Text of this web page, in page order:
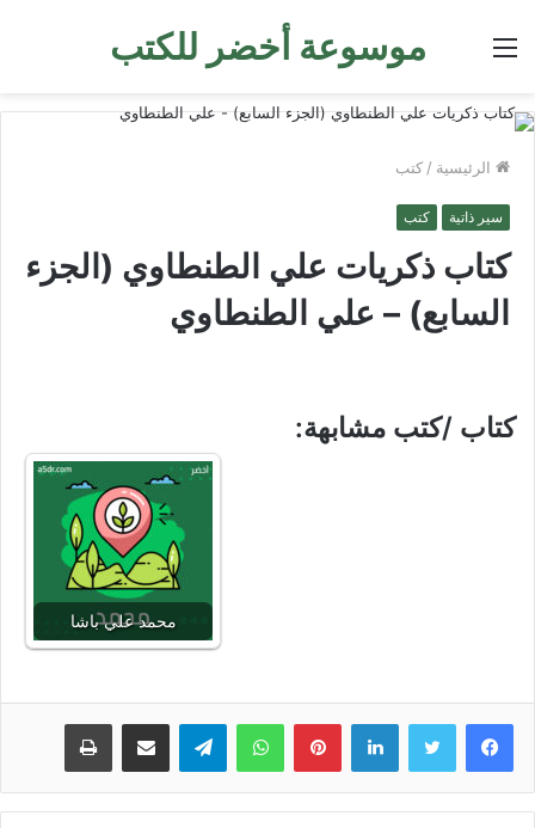
موسوعة أخضر للكتب القائمة
الرئيسية / كتب
سير ذاتية كتب
كتاب ذكريات علي الطنطاوي (الجزء
السابع) – علي الطنطاوي
كتاب /كتب مشابهة:
محمد علي باشا
لينكدإن بينتيريستواتساب تيلقرام مشاركة عبر البريد طباعة